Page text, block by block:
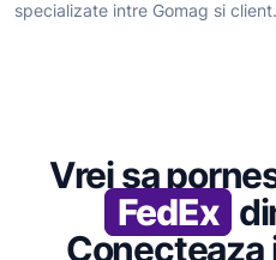
specializate intre Gomag si client.
Vrei sa
FedEx
Conecteaza